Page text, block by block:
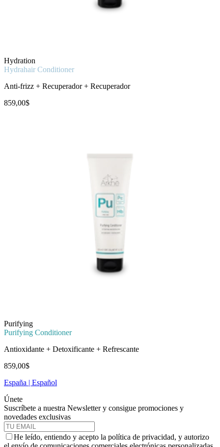
Hydration
Hydrahair Conditioner
Anti-frizz + Recuperador + Recuperador
859,00$
Purifying
Purifying Conditioner
Antioxidante + Detoxificante + Refrescante
859,00$
España | Español
Únete
Suscríbete a nuestra Newsletter y consigue promociones y
novedades exclusivas
He leído, entiendo y acepto la política de privacidad, y autorizo